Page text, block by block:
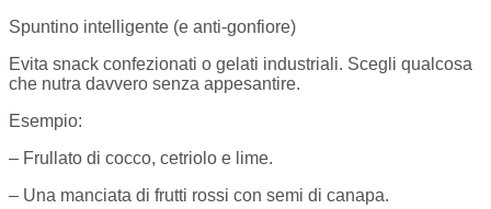
Spuntino intelligente (e anti-gonfiore)
Evita snack confezionati o gelati industriali. Scegli qualcosa
che nutra davvero senza appesantire.
Esempio:
– Frullato di cocco, cetriolo e lime.
– Una manciata di frutti rossi con semi di canapa.